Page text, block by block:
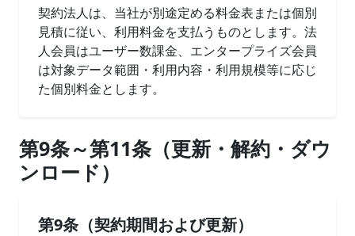
契約法人は、当社が別途定める料金表または個別
見積に従い、利用料金を支払うものとします。法
人会員はユーザー数課金、エンタープライズ会員
は対象データ範囲・利用内容・利用規模等に応じ
た個別料金とします。
第9条～第11条（更新・解約・ダウ
ンロード）
第9条（契約期間および更新）